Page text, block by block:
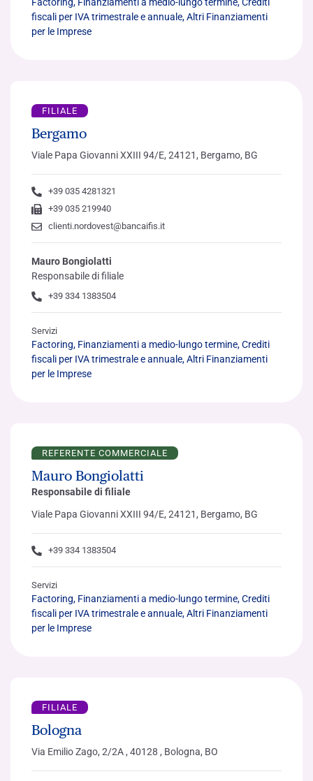
fiscali per IVA trimestrale e annuale, Altri Finanziamenti
per le Imprese
FILIALE
Bergamo
Viale Papa Giovanni XXIII 94/E, 24121, Bergamo, BG
+39 035 4281321
+39 035 219940
clienti.nordovest@bancaifis.it
Mauro Bongiolatti
Responsabile di filiale
+39 334 1383504
Servizi
Factoring, Finanziamenti a medio-lungo termine, Crediti
fiscali per IVA trimestrale e annuale, Altri Finanziamenti
per le Imprese
REFERENTE COMMERCIALE
Mauro Bongiolatti
Responsabile di filiale
Viale Papa Giovanni XXIII 94/E, 24121, Bergamo, BG
+39 334 1383504
Servizi
Factoring, Finanziamenti a medio-lungo termine, Crediti
fiscali per IVA trimestrale e annuale, Altri Finanziamenti
per le Imprese
FILIALE
Bologna
Via Emilio Zago, 2/2A , 40128 , Bologna, BO